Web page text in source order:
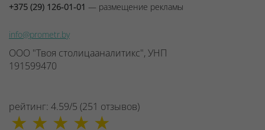
+375 (29) 126-01-01 — размещение рекламы
info@prometr.by
ООО "Твоя столицааналитикс", УНП
191599470
рейтинг: 4.59/5 (251 отзывов)